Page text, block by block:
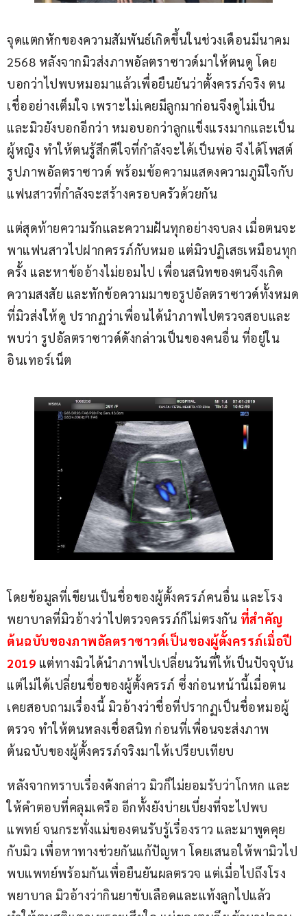
จุดแตกหักของความสัมพันธ์เกิดขึ้นในช่วงเดือนมีนาคม
2568 หลังจากมิวส่งภาพอัลตราซาวด์มาให้ตนดู โดย
บอกว่าไปพบหมอมาแล้วเพื่อยืนยันว่าตั้งครรภ์จริง ตน
เชื่ออย่างเต็มใจ เพราะไม่เคยมีลูกมาก่อนจึงดูไม่เป็น
และมิวยังบอกอีกว่า หมอบอกว่าลูกแข็งแรงมากและเป็น
ผู้หญิง ทำให้ตนรู้สึกดีใจที่กำลังจะได้เป็นพ่อ จึงได้โพสต์
รูปภาพอัลตราซาวด์ พร้อมข้อความแสดงความภูมิใจกับ
แฟนสาวที่กำลังจะสร้างครอบครัวด้วยกัน
แต่สุดท้ายความรักและความฝันทุกอย่างจบลง เมื่อตนจะ
พาแฟนสาวไปฝากครรภ์กับหมอ แต่มิวปฏิเสธเหมือนทุก
ครั้ง และหาข้ออ้างไม่ยอมไป เพื่อนสนิทของตนจึงเกิด
ความสงสัย และทักข้อความมาขอรูปอัลตราซาวด์ทั้งหมด
ที่มิวส่งให้ดู ปรากฏว่าเพื่อนได้นำภาพไปตรวจสอบและ
พบว่า รูปอัลตราซาวด์ดังกล่าวเป็นของคนอื่น ที่อยู่ใน
อินเทอร์เน็ต
โดยข้อมูลที่เขียนเป็นชื่อของผู้ตั้งครรภ์คนอื่น และโรง
พยาบาลที่มิวอ้างว่าไปตรวจครรภ์ก็ไม่ตรงกัน ที่สำคัญ
ต้นฉบับของภาพอัลตราซาวด์เป็นของผู้ตั้งครรภ์เมื่อปี
2019 แต่ทางมิวได้นำภาพไปเปลี่ยนวันที่ให้เป็นปัจจุบัน
แต่ไม่ได้เปลี่ยนชื่อของผู้ตั้งครรภ์ ซึ่งก่อนหน้านี้เมื่อตน
เคยสอบถามเรื่องนี้ มิวอ้างว่าชื่อที่ปรากฏเป็นชื่อหมอผู้
ตรวจ ทำให้ตนหลงเชื่อสนิท ก่อนที่เพื่อนจะส่งภาพ
ต้นฉบับของผู้ตั้งครรภ์จริงมาให้เปรียบเทียบ
หลังจากทราบเรื่องดังกล่าว มิวก็ไม่ยอมรับว่าโกหก และ
ให้คำตอบที่คลุมเครือ อีกทั้งยังบ่ายเบี่ยงที่จะไปพบ
แพทย์ จนกระทั่งแม่ของตนรับรู้เรื่องราว และมาพูดคุย
กับมิว เพื่อหาทางช่วยกันแก้ปัญหา โดยเสนอให้พามิวไป
พบแพทย์พร้อมกันเพื่อยืนยันผลตรวจ แต่เมื่อไปถึงโรง
พยาบาล มิวอ้างว่ากินยาขับเลือดและแท้งลูกไปแล้ว